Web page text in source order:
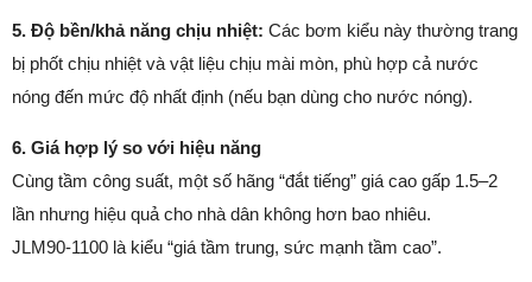
5. Độ bền/khả năng chịu nhiệt: Các bơm kiểu này thường trang
bị phốt chịu nhiệt và vật liệu chịu mài mòn, phù hợp cả nước
nóng đến mức độ nhất định (nếu bạn dùng cho nước nóng).
6. Giá hợp lý so với hiệu năng
Cùng tầm công suất, một số hãng “đắt tiếng” giá cao gấp 1.5–2
lần nhưng hiệu quả cho nhà dân không hơn bao nhiêu.
JLM90-1100 là kiểu “giá tầm trung, sức mạnh tầm cao”.